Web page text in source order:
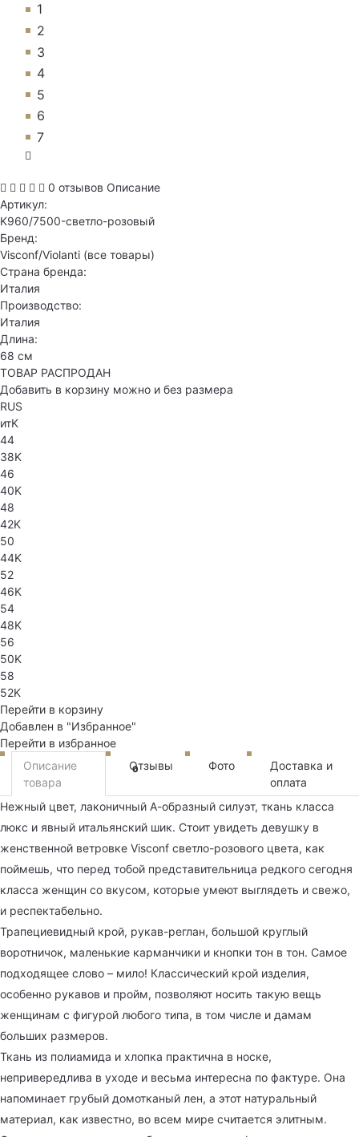
1
2
3
4
5
6
7
0 отзывов Описание
Артикул:
K960/7500-светло-розовый
Бренд:
Visconf/Violanti (все товары)
Страна бренда:
Италия
Производство:
Италия
Длина:
68 см
ТОВАР РАСПРОДАН
Добавить в корзину можно и без размера
RUS
итK
44
38K
46
40K
48
42K
50
44K
52
46K
54
48K
56
50K
58
52K
Перейти в корзину
Добавлен в "Избранное"
Перейти в избранное
Описание
товара
Отзывы
0 Фото
Доставка и
оплата
Нежный цвет, лаконичный А-образный силуэт, ткань класса
люкс и явный итальянский шик. Стоит увидеть девушку в
женственной ветровке Visconf светло-розового цвета, как
поймешь, что перед тобой представительница редкого сегодня
класса женщин со вкусом, которые умеют выглядеть и свежо,
и респектабельно.
Трапециевидный крой, рукав-реглан, большой круглый
воротничок, маленькие карманчики и кнопки тон в тон. Самое
подходящее слово – мило! Классический крой изделия,
особенно рукавов и пройм, позволяют носить такую вещь
женщинам с фигурой любого типа, в том числе и дамам
больших размеров.
Ткань из полиамида и хлопка практична в носке,
непривередлива в уходе и весьма интересна по фактуре. Она
напоминает грубый домотканый лен, а этот натуральный
материал, как известно, во всем мире считается элитным.